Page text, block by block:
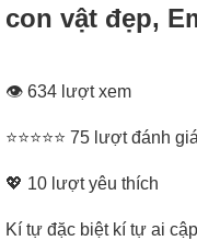
con vật đẹp,
👁 634 lượt xem
⭐⭐⭐⭐⭐ 75 lượt đánh
💖 10 lượt yêu thích
Kí tự đặc biệt kí tự ai